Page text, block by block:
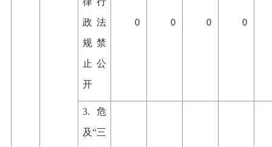
政法
规禁
止公
开
0 0 0 0
3.危
及“三